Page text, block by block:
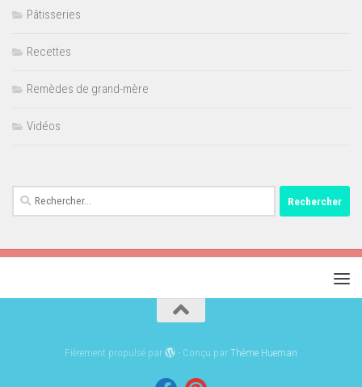
Pâtisseries
Recettes
Remèdes de grand-mère
Vidéos
Rechercher :
Fièrement propulsé par - Conçu parThème Hueman